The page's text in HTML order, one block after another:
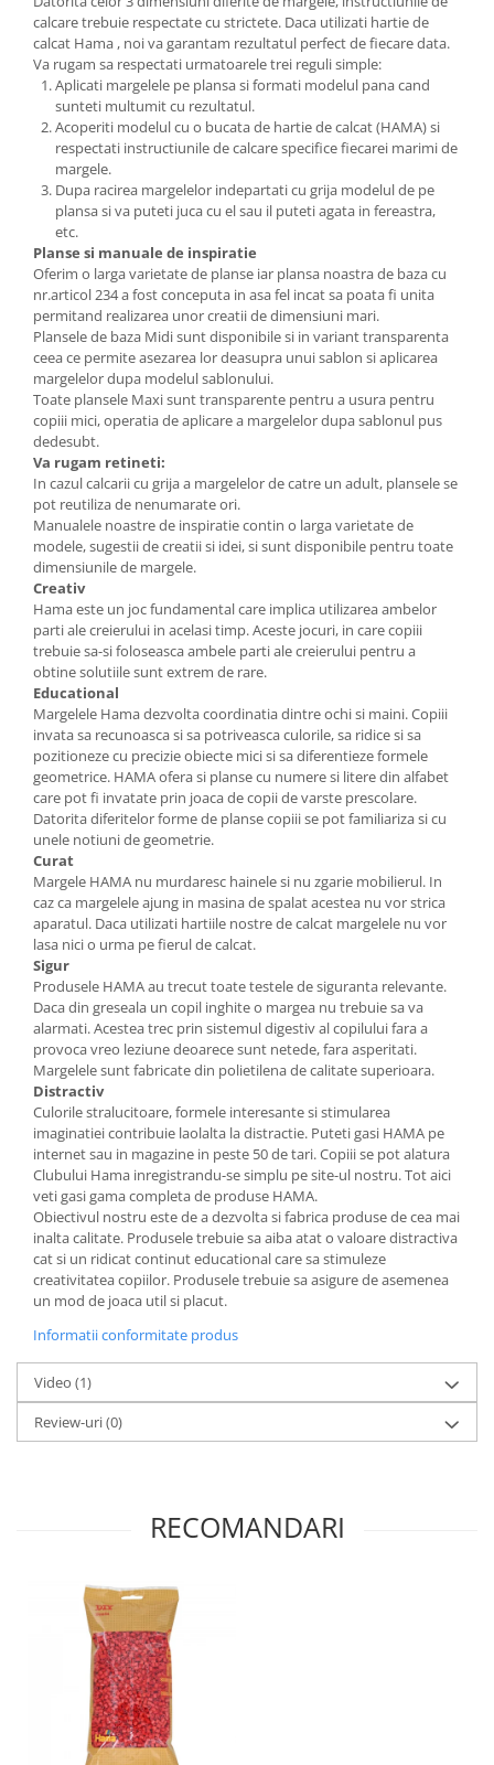
calcare trebuie respectate cu strictete. Daca utilizati hartie de
calcat Hama , noi va garantam rezultatul perfect de fiecare data.
Va rugam sa respectati urmatoarele trei reguli simple:
Aplicati margelele pe plansa si formati modelul pana cand
sunteti multumit cu rezultatul.
Acoperiti modelul cu o bucata de hartie de calcat (HAMA) si
respectati instructiunile de calcare specifice fiecarei marimi de
margele.
Dupa racirea margelelor indepartati cu grija modelul de pe
plansa si va puteti juca cu el sau il puteti agata in fereastra,
etc.
Planse si manuale de inspiratie
Oferim o larga varietate de planse iar plansa noastra de baza cu
nr.articol 234 a fost conceputa in asa fel incat sa poata fi unita
permitand realizarea unor creatii de dimensiuni mari.
Plansele de baza Midi sunt disponibile si in variant transparenta
ceea ce permite asezarea lor deasupra unui sablon si aplicarea
margelelor dupa modelul sablonului.
Toate plansele Maxi sunt transparente pentru a usura pentru
copiii mici, operatia de aplicare a margelelor dupa sablonul pus
dedesubt.
Va rugam retineti:
In cazul calcarii cu grija a margelelor de catre un adult, plansele se
pot reutiliza de nenumarate ori.
Manualele noastre de inspiratie contin o larga varietate de
modele, sugestii de creatii si idei, si sunt disponibile pentru toate
dimensiunile de margele.
Creativ
Hama este un joc fundamental care implica utilizarea ambelor
parti ale creierului in acelasi timp. Aceste jocuri, in care copiii
trebuie sa-si foloseasca ambele parti ale creierului pentru a
obtine solutiile sunt extrem de rare.
Educational
Margelele Hama dezvolta coordinatia dintre ochi si maini. Copiii
invata sa recunoasca si sa potriveasca culorile, sa ridice si sa
pozitioneze cu precizie obiecte mici si sa diferentieze formele
geometrice. HAMA ofera si planse cu numere si litere din alfabet
care pot fi invatate prin joaca de copii de varste prescolare.
Datorita diferitelor forme de planse copiii se pot familiariza si cu
unele notiuni de geometrie.
Curat
Margele HAMA nu murdaresc hainele si nu zgarie mobilierul. In
caz ca margelele ajung in masina de spalat acestea nu vor strica
aparatul. Daca utilizati hartiile nostre de calcat margelele nu vor
lasa nici o urma pe fierul de calcat.
Sigur
Produsele HAMA au trecut toate testele de siguranta relevante.
Daca din greseala un copil inghite o margea nu trebuie sa va
alarmati. Acestea trec prin sistemul digestiv al copilului fara a
provoca vreo leziune deoarece sunt netede, fara asperitati.
Margelele sunt fabricate din polietilena de calitate superioara.
Distractiv
Culorile stralucitoare, formele interesante si stimularea
imaginatiei contribuie laolalta la distractie. Puteti gasi HAMA pe
internet sau in magazine in peste 50 de tari. Copiii se pot alatura
Clubului Hama inregistrandu-se simplu pe site-ul nostru. Tot aici
veti gasi gama completa de produse HAMA.
Obiectivul nostru este de a dezvolta si fabrica produse de cea mai
inalta calitate. Produsele trebuie sa aiba atat o valoare distractiva
cat si un ridicat continut educational care sa stimuleze
creativitatea copiilor. Produsele trebuie sa asigure de asemenea
un mod de joaca util si placut.
Informatii conformitate produs
Video (1)
Review-uri(0)
RECOMANDARI